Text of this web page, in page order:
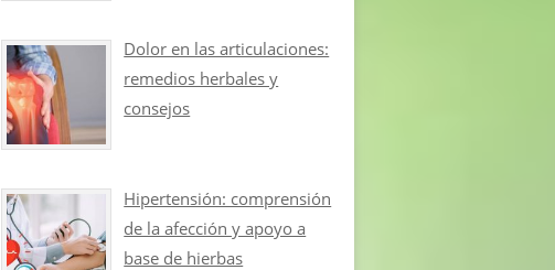
Dolor en las articulaciones:
remedios herbales y
consejos
Hipertensión: comprensión
de la afección y apoyo a
base de hierbas